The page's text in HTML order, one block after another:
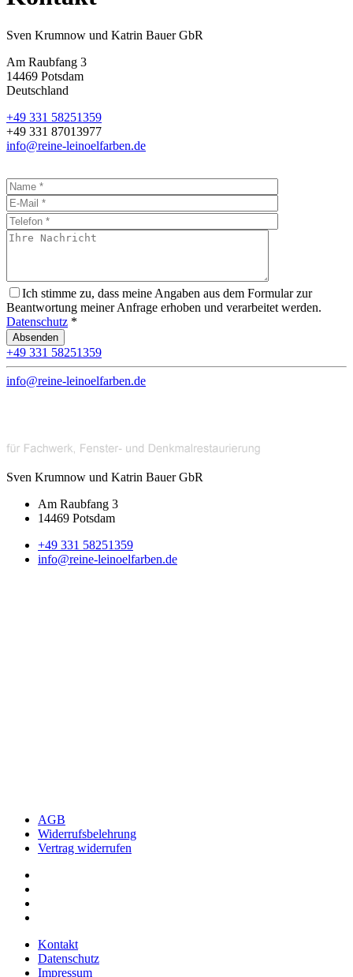
Sven Krumnow und Katrin Bauer GbR
Am Raubfang 3
14469 Potsdam
Deutschland
+49 331 58251359
+49 331 87013977
info@reine-leinoelfarben.de
Ich stimme zu, dass meine Angaben aus dem Formular zur
Beantwortung meiner Anfrage erhoben und verarbeitet werden.
Datenschutz *
+49 331 58251359
info@reine-leinoelfarben.de
Sven Krumnow und Katrin Bauer GbR
Am Raubfang 3
14469 Potsdam
+49 331 58251359
info@reine-leinoelfarben.de
AGB
Widerrufsbelehrung
Vertrag widerrufen
Kontakt
Datenschutz
Impressum